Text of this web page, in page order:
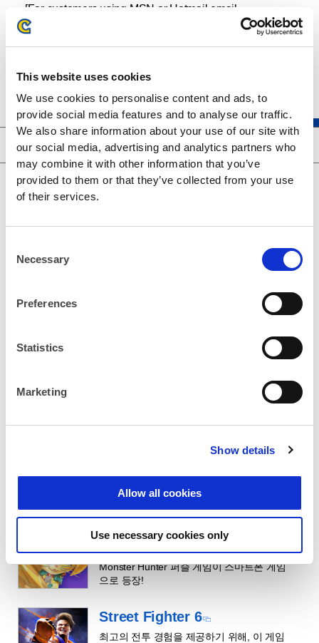
This website uses cookies
We use cookies to personalise content and ads, to
provide social media features and to analyse our traffic.
We also share information about your use of our site with
our social media, advertising and analytics partners who
may combine it with other information that you’ve
provided to them or that they’ve collected from your use
of their services.
Necessary
Preferences
Statistics
Marketing
Show details
Allow all cookies
Use necessary cookies only
[For customers using MSN or Hotmail email
addresses] Difficulty receiving emails from
CAPCOM ID 계정 혜택
CAPCOM ID는 게임과 웹 서비스를 모두 사용할 수 있는
Monster Hunter
Puzzles:Felyne Isles
Monster Hunter 퍼즐 게임이 스마트폰 게임
으로 등장!
Street Fighter 6
최고의 전투 경험을 제공하기 위해, 이 게임